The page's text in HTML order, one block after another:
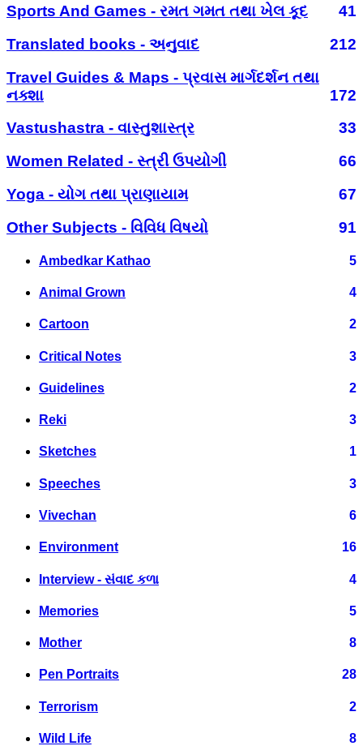
Sports And Games - રમત ગમત તથા ખેલ કૂદ
41
Translated books - અનુવાદ
212
Travel Guides & Maps - પ્રવાસ માર્ગદર્શન તથા
નક્શા
172
Vastushastra - વાસ્તુશાસ્ત્ર
33
Women Related - સ્ત્રી ઉપયોગી
66
Yoga - યોગ તથા પ્રાણાયામ
67
Other Subjects - વિવિધ વિષયો
91
Ambedkar Kathao 5
Animal Grown 4
Cartoon 2
Critical Notes 3
Guidelines 2
Reki 3
Sketches 1
Speeches 3
Vivechan 6
Environment 16
Interview - સંવાદ કળા 4
Memories 5
Mother 8
Pen Portraits 28
Terrorism 2
Wild Life 8